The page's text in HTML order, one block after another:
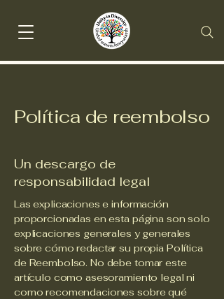
Política de reembolso
Un descargo de
responsabilidad legal
Las explicaciones e información
proporcionadas en esta página son solo
explicaciones generales y generales
sobre cómo redactar su propia Política
de Reembolso. No debe tomar este
artículo como asesoramiento legal ni
como recomendaciones sobre qué